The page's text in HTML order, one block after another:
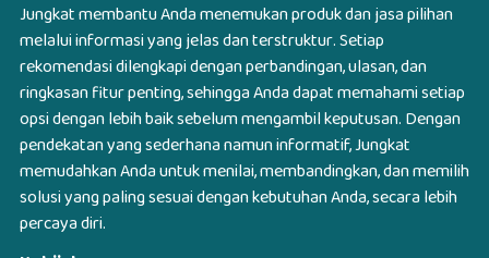
Jungkat membantu Anda menemukan produk dan jasa pilihan
melalui informasi yang jelas dan terstruktur. Setiap
rekomendasi dilengkapi dengan perbandingan, ulasan, dan
ringkasan fitur penting, sehingga Anda dapat memahami setiap
opsi dengan lebih baik sebelum mengambil keputusan. Dengan
pendekatan yang sederhana namun informatif, Jungkat
memudahkan Anda untuk menilai, membandingkan, dan memilih
solusi yang paling sesuai dengan kebutuhan Anda, secara lebih
percaya diri.